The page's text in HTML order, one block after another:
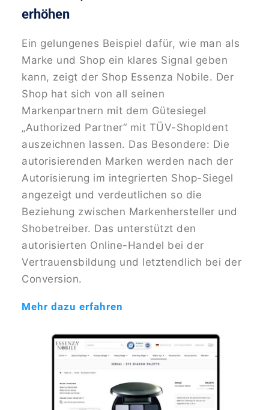
erhöhen
Ein gelungenes Beispiel dafür, wie man als
Marke und Shop ein klares Signal geben
kann, zeigt der Shop Essenza Nobile. Der
Shop hat sich von all seinen
Markenpartnern mit dem Gütesiegel
„Authorized Partner“ mit TÜV-ShopIdent
auszeichnen lassen. Das Besondere: Die
autorisierenden Marken werden nach der
Autorisierung im integrierten Shop-Siegel
angezeigt und verdeutlichen so die
Beziehung zwischen Markenhersteller und
Shobetreiber. Das unterstützt den
autorisierten Online-Handel bei der
Vertrauensbildung und letztendlich bei der
Conversion.
Mehr dazu erfahren